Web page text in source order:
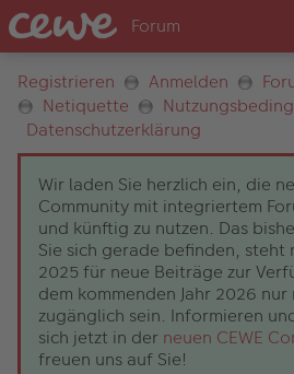
Registrieren Anmelden
Netiquette
Datenschutzerklärung
Wir laden Sie herzlich ein, die
Community mit integriertem
und künftig zu nutzen. Das
Sie sich gerade befinden, steht
2025 für neue Beiträge zur
dem kommenden Jahr 2026
zugänglich sein. Informieren
sich jetzt in der neuen CEWE
freuen uns auf Sie!